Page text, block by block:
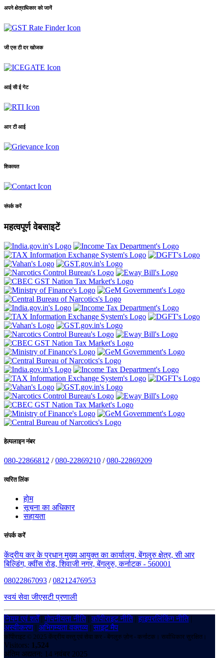
अपने क्षेत्राधिकार को जानें
जी एस टी दर खोजक
आई सी ई गेट
आर टी आई
शिकायत
संपर्क करें
महत्वपूर्ण वेबसाइटें
हेल्पलाइन नंबर
080-22866812 /080-22869210 /080-22869209
त्वरित लिंक
होम
सूचना का अधिकार
सहायता
संपर्क करें
केंद्रीय कर के प्रधान मुख्य आयुक्त का कार्यालय, बेंगलुरु क्षेत्र, सी आर
बिल्डिंग, क्वींस रोड, शिवाजी नगर, बेंगलुरु, कर्नाटक - 560001
08022867093 /08212476953
स्वयं सेवा जीएसटी प्रणाली
नियम एवं शर्तें|गोपनीयता नीति|कॉपीराइट नीति|हाइपरलिंकिंग नीति|
अस्वीकरण | अभिगम्यता वक्तव्य |साइट मैप
कॉपीराइट © 2025 केंद्रीय वस्तु एवं सेवा कर - बेंगलुरु ज़ोन - कर्नाटक। सर्वाधिकार सुरक्षित।
Visitors: 1,524
अंतिम अद्यतन: 14 नवंबर 2025